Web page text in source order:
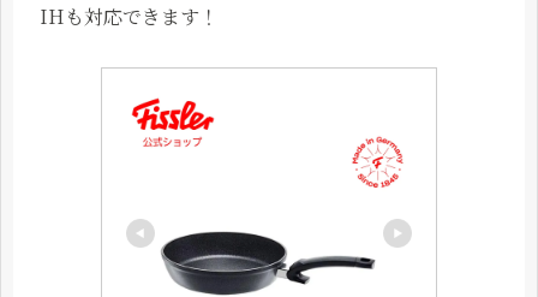
IHも対応できます！